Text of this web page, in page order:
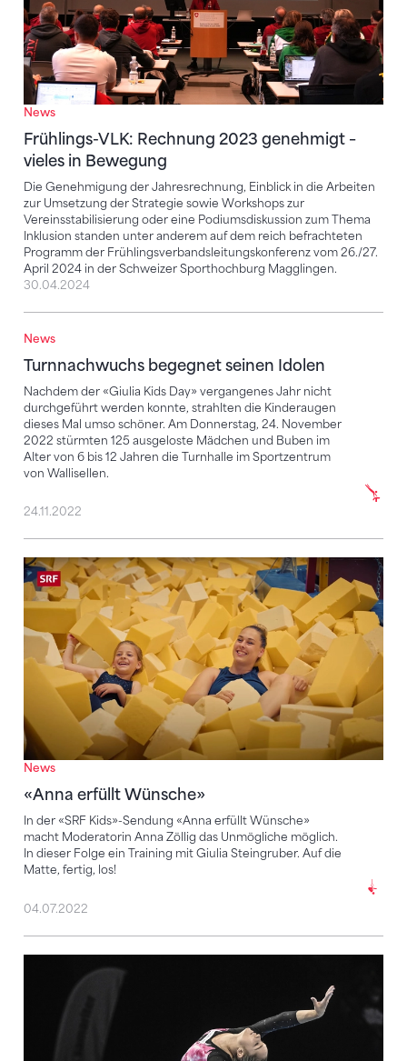
News
Frühlings-VLK: Rechnung 2023 genehmigt –
vieles in Bewegung
Die Genehmigung der Jahresrechnung, Einblick in die Arbeiten
zur Umsetzung der Strategie sowie Workshops zur
Vereinsstabilisierung oder eine Podiumsdiskussion zum Thema
Inklusion standen unter anderem auf dem reich befrachteten
Programm der Frühlingsverbandsleitungskonferenz vom 26./27.
April 2024 in der Schweizer Sporthochburg Magglingen.
30.04.2024
News
Turnnachwuchs begegnet seinen Idolen
Nachdem der «Giulia Kids Day» vergangenes Jahr nicht
durchgeführt werden konnte, strahlten die Kinderaugen
dieses Mal umso schöner. Am Donnerstag, 24. November
2022 stürmten 125 ausgeloste Mädchen und Buben im
Alter von 6 bis 12 Jahren die Turnhalle im Sportzentrum
von Wallisellen.
Turnnachwuchs begegnet seinen Idolen
24.11.2022
News
«Anna erfüllt Wünsche»
In der «SRF Kids»-Sendung «Anna erfüllt Wünsche»
macht Moderatorin Anna Zöllig das Unmögliche möglich.
In dieser Folge ein Training mit Giulia Steingruber. Auf die
Matte, fertig, los!
«Anna erfüllt Wünsche»
04.07.2022
Stefanie Siegenthaler im Interview mit